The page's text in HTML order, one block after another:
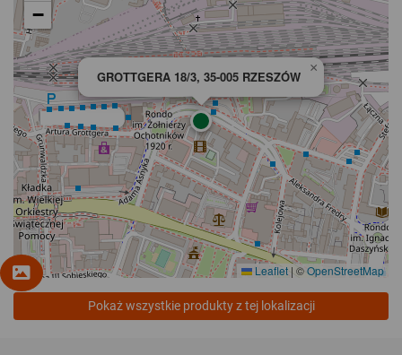
GROTTGERA 18/3, 35-005 RZESZÓW
×
−
Leaflet | ©OpenStreetMap
Pokaż wszystkie produkty z tej lokalizacji